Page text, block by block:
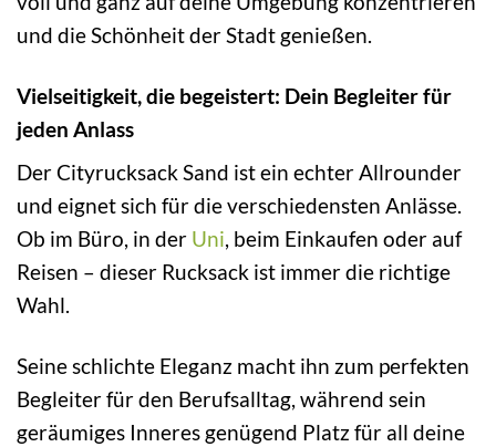
und die Schönheit der Stadt genießen.
Vielseitigkeit, die begeistert: Dein Begleiter für
jeden Anlass
Der Cityrucksack Sand ist ein echter Allrounder
und eignet sich für die verschiedensten Anlässe.
Ob im Büro, in der Uni, beim Einkaufen oder auf
Reisen – dieser Rucksack ist immer die richtige
Wahl.
Seine schlichte Eleganz macht ihn zum perfekten
Begleiter für den Berufsalltag, während sein
geräumiges Inneres genügend Platz für all deine